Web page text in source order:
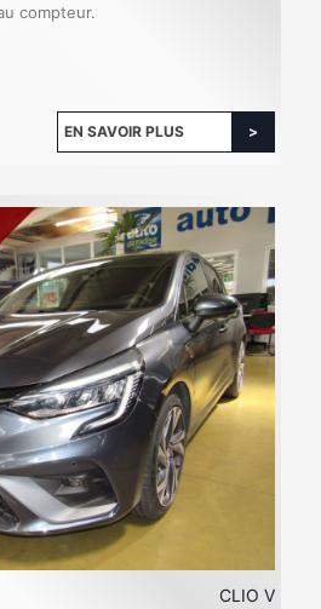
compteur.
EN SAVOIR PLUS
CLIO V